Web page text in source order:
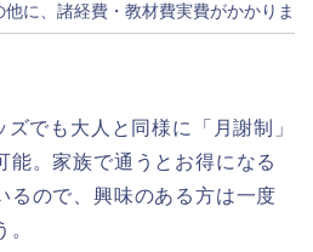
に、諸経費・教材費実費がかかりま
でも大人と同様に「月謝制」
能。家族で通うとお得になる
るので、興味のある方は一度